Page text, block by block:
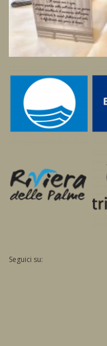
Seguici su: